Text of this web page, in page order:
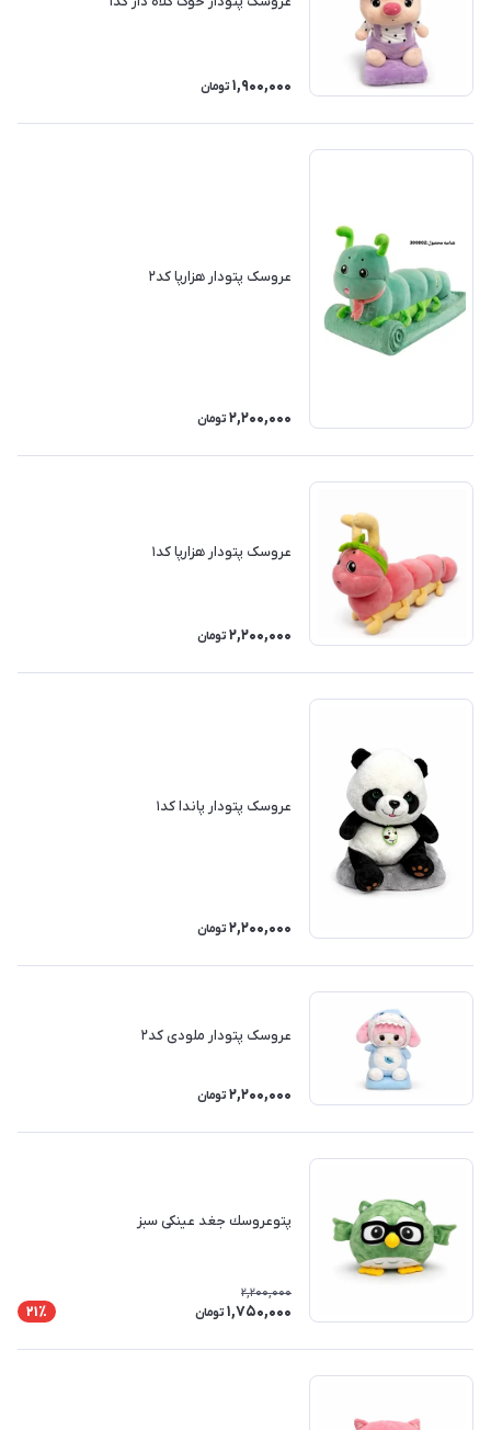
1,900,000 تومان
عروسک پتودار هزارپا کد۲
2,200,000 تومان
عروسک پتودار هزارپا کد۱
2,200,000 تومان
عروسک پتودار پاندا کد۱
2,200,000 تومان
عروسک پتودار ملودی کد۲
2,200,000 تومان
پتوعروسك جغد عینکی سبز
2,200,000
1,750,000 تومان 21٪